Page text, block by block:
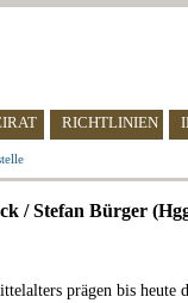
RICHTLINIEN
/ Stefan Bürger
prägen bis heute